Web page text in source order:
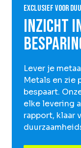
Exclusief voor
Inzicht
Lever je
Metals en zie
bespaart.
elke levering
rapport, klaar